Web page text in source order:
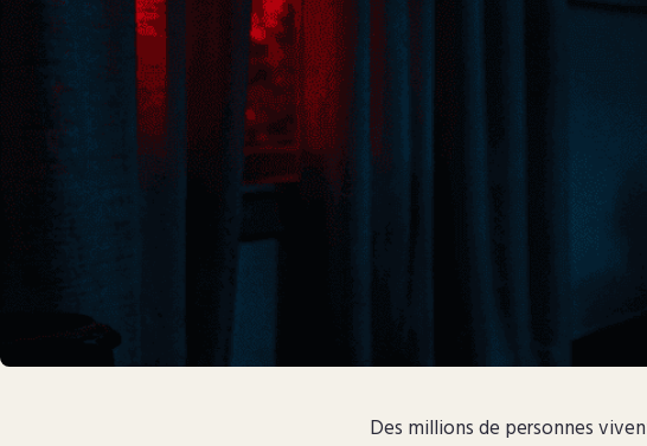
Des millions de personnes